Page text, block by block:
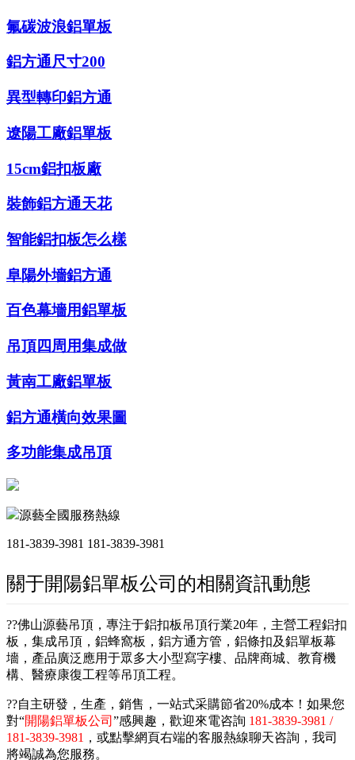
氟碳波浪鋁單板
鋁方通尺寸200
異型轉印鋁方通
遼陽工廠鋁單板
15cm鋁扣板廠
裝飾鋁方通天花
智能鋁扣板怎么樣
阜陽外墻鋁方通
百色幕墻用鋁單板
吊頂四周用集成做
黃南工廠鋁單板
鋁方通橫向效果圖
多功能集成吊頂
源藝全國服務熱線
181-3839-3981 181-3839-3981
關于開陽鋁單板公司的相關資訊動態
??佛山源藝吊頂，專注于鋁扣板吊頂行業20年，主營工程鋁扣
板，集成吊頂，鋁蜂窩板，鋁方通方管，鋁條扣及鋁單板幕
墻，產品廣泛應用于眾多大小型寫字樓、品牌商城、教育機
構、醫療康復工程等吊頂工程。
??自主研發，生產，銷售，一站式采購節省20%成本！如果您
對“開陽鋁單板公司 ”感興趣，歡迎來電咨詢 181-3839-3981 /
181-3839-3981 ，或點擊網頁右端的客服熱線聊天咨詢，我司
將竭誠為您服務。